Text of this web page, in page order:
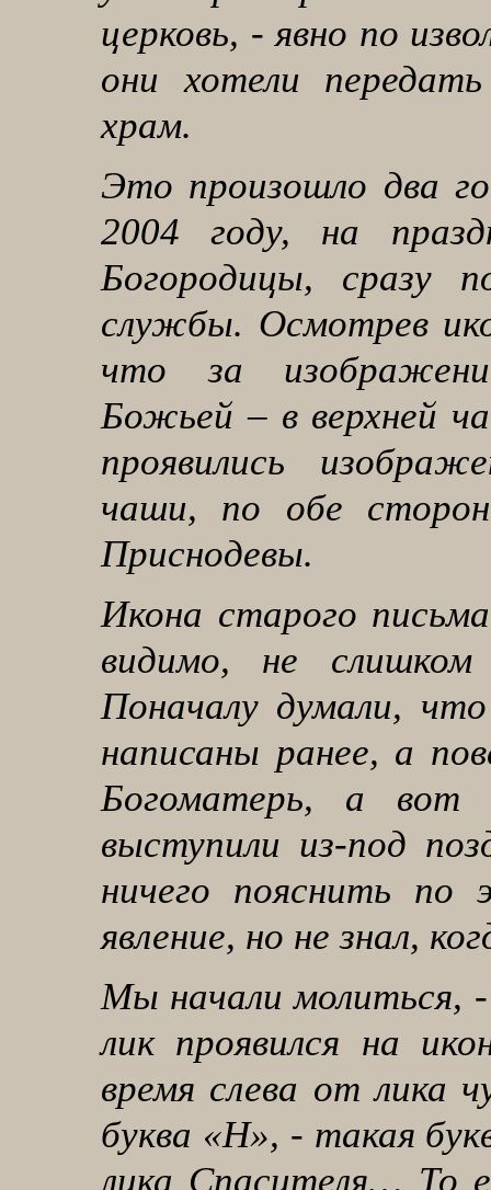
церковь, - явно по
они хотели
храм.
Это произошло два
2004 году, на
Богородицы, сразу
службы. Осмотрев
что за
Божьей – в верхней
проявились
чаши, по обе
Приснодевы.
Икона старого
видимо, не
Поначалу думали,
написаны ранее, а
Богоматерь, а
выступили из-под
ничего пояснить по
явление, но не знал,
Мы начали молиться,
лик проявился на
время слева от лика
буква «Н», - такая
лика Спасителя… То